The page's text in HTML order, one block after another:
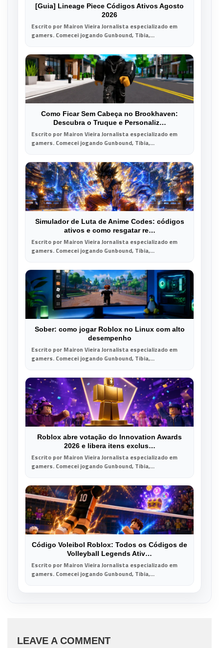
[Guia] Lineage Piece Códigos Ativos Agosto
2026
Escrito por Mairon Vieira Jornalista especializado em
gamers. Comecei jogando Gunbound, Tibia,...
Como Ficar Sem Cabeça no Brookhaven:
Descubra o Truque e Personaliz…
Escrito por Mairon Vieira Jornalista especializado em
gamers. Comecei jogando Gunbound, Tibia,...
Simulador de Luta de Anime Codes: códigos
ativos e como resgatar re…
Escrito por Mairon Vieira Jornalista especializado em
gamers. Comecei jogando Gunbound, Tibia,...
Sober: como jogar Roblox no Linux com alto
desempenho
Escrito por Mairon Vieira Jornalista especializado em
gamers. Comecei jogando Gunbound, Tibia,...
Roblox abre votação do Innovation Awards
2026 e libera itens exclus…
Escrito por Mairon Vieira Jornalista especializado em
gamers. Comecei jogando Gunbound, Tibia,...
Código Voleibol Roblox: Todos os Códigos de
Volleyball Legends Ativ…
Escrito por Mairon Vieira Jornalista especializado em
gamers. Comecei jogando Gunbound, Tibia,...
LEAVE A COMMENT